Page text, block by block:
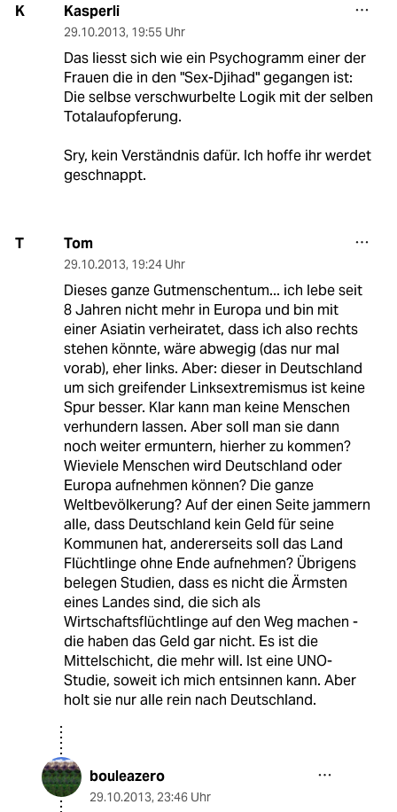
K Kasperli
29.10.2013, 19:55 Uhr
Das liesst sich wie ein Psychogramm einer der
Frauen die in den "Sex-Djihad" gegangen ist:
Die selbse verschwurbelte Logik mit der selben
Totalaufopferung.
Sry, kein Verständnis dafür. Ich hoffe ihr werdet
geschnappt.
T Tom
29.10.2013, 19:24 Uhr
Dieses ganze Gutmenschentum... ich lebe seit
8 Jahren nicht mehr in Europa und bin mit
einer Asiatin verheiratet, dass ich also rechts
stehen könnte, wäre abwegig (das nur mal
vorab), eher links. Aber: dieser in Deutschland
um sich greifender Linksextremismus ist keine
Spur besser. Klar kann man keine Menschen
verhundern lassen. Aber soll man sie dann
noch weiter ermuntern, hierher zu kommen?
Wieviele Menschen wird Deutschland oder
Europa aufnehmen können? Die ganze
Weltbevölkerung? Auf der einen Seite jammern
alle, dass Deutschland kein Geld für seine
Kommunen hat, andererseits soll das Land
Flüchtlinge ohne Ende aufnehmen? Übrigens
belegen Studien, dass es nicht die Ärmsten
eines Landes sind, die sich als
Wirtschaftsflüchtlinge auf den Weg machen -
die haben das Geld gar nicht. Es ist die
Mittelschicht, die mehr will. Ist eine UNO-
Studie, soweit ich mich entsinnen kann. Aber
holt sie nur alle rein nach Deutschland.
bouleazero
29.10.2013, 23:46 Uhr